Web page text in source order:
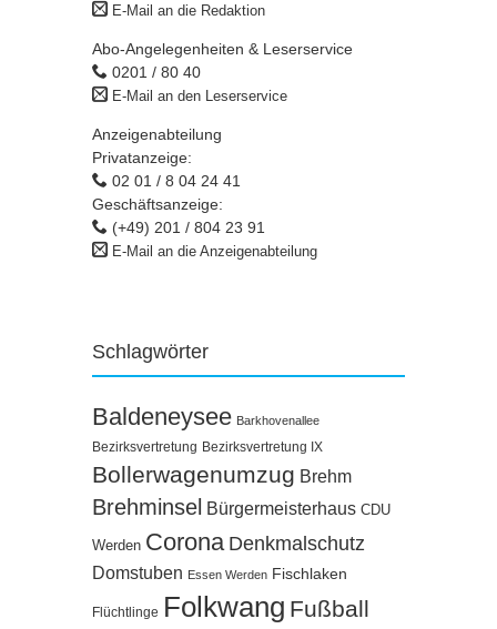
E-Mail an die Redaktion
Abo-Angelegenheiten & Leserservice
0201 / 80 40
E-Mail an den Leserservice
Anzeigenabteilung
Privatanzeige:
02 01 / 8 04 24 41
Geschäftsanzeige:
(+49) 201 / 804 23 91
E-Mail an die Anzeigenabteilung
Schlagwörter
Baldeneysee Barkhovenallee
Bezirksvertretung Bezirksvertretung IX
Bollerwagenumzug Brehm
Brehminsel Bürgermeisterhaus CDU
Werden Corona Denkmalschutz
Domstuben Essen Werden Fischlaken
Flüchtlinge Folkwang Fußball